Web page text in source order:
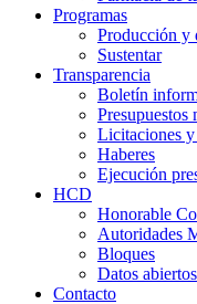
Programas
Producción y
Sustentar
Transparencia
Boletín
Presupuestos
Licitaciones
Haberes
Ejecución
HCD
Honorable
Autoridades
Bloques
Datos abiertos
Contacto